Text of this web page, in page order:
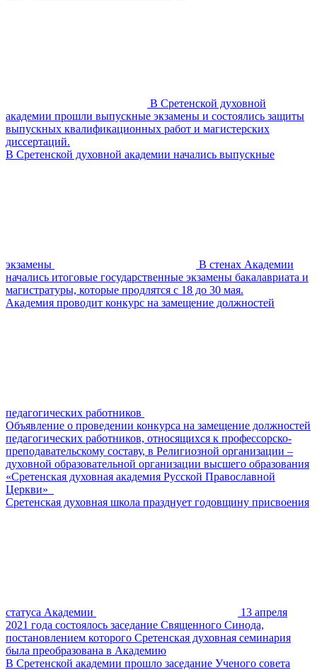
В Сретенской духовной
академии прошли выпускные экзамены и состоялись защиты
выпускных квалификационных работ и магистерских
диссертаций.
В Сретенской духовной академии начались выпускные
экзамены
В стенах Академии
начались итоговые государственные экзамены бакалавриата и
магистратуры, которые продлятся с 18 до 30 мая.
Академия проводит конкурс на замещение должностей
педагогических работников
Объявление о проведении конкурса на замещение должностей
педагогических работников, относящихся к профессорско-
преподавательскому составу, в Религиозной организации –
духовной образовательной организации высшего образования
«Сретенская духовная академия Русской Православной
Церкви»
Сретенская духовная школа празднует годовщину присвоения
статуса Академии
13 апреля
2021 года состоялось заседание Священного Синода,
постановлением которого Сретенская духовная семинария
была преобразована в Академию
В Сретенской академии прошло заседание Ученого совета